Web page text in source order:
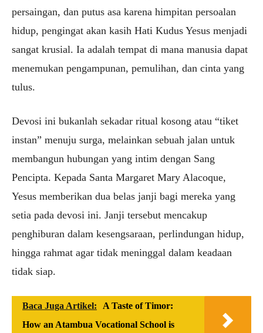
persaingan, dan putus asa karena himpitan persoalan
hidup, pengingat akan kasih Hati Kudus Yesus menjadi
sangat krusial. Ia adalah tempat di mana manusia dapat
menemukan pengampunan, pemulihan, dan cinta yang
tulus.
Devosi ini bukanlah sekadar ritual kosong atau “tiket
instan” menuju surga, melainkan sebuah jalan untuk
membangun hubungan yang intim dengan Sang
Pencipta. Kepada Santa Margaret Mary Alacoque,
Yesus memberikan dua belas janji bagi mereka yang
setia pada devosi ini. Janji tersebut mencakup
penghiburan dalam kesengsaraan, perlindungan hidup,
hingga rahmat agar tidak meninggal dalam keadaan
tidak siap.
Baca Juga Artikel:
A Taste of Timor:
How an Atambua Vocational School is